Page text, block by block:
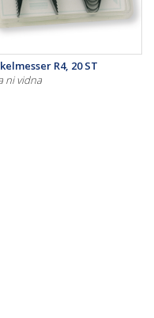
R4, 20 ST
ni vidna